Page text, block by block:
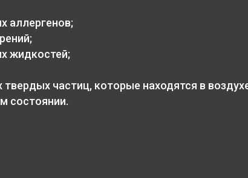
аллергенов;
жидкостей;
твердых частиц, которые находятся в
состоянии.